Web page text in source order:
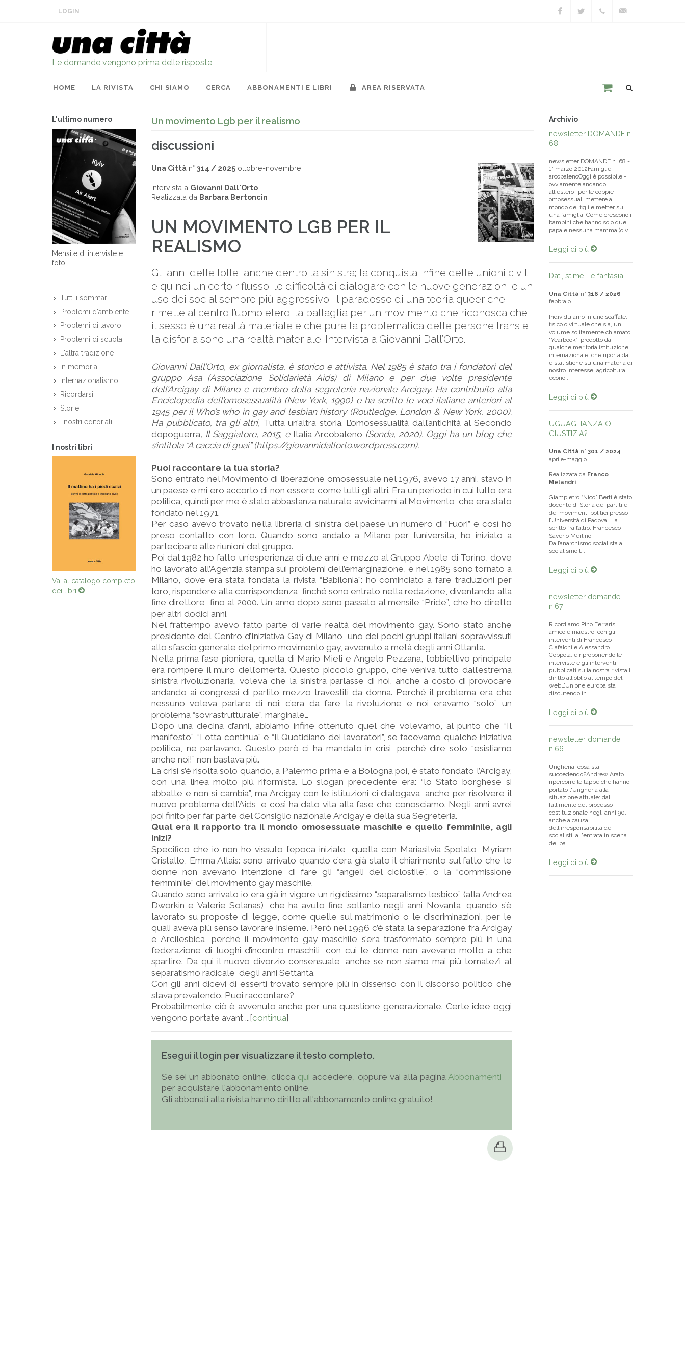
LOGIN
Le domande vengono prima delle risposte
HOME LA RIVISTA CHI SIAMO CERCA ABBONAMENTI E LIBRI AREA RISERVATA
L'ultimo numero
Mensile di interviste e
foto
Tutti i sommari
Problemi d'ambiente
Problemi di lavoro
Problemi di scuola
L'altra tradizione
In memoria
Internazionalismo
Ricordarsi
Storie
I nostri editoriali
I nostri libri
Vai al catalogo completo
dei libri
Un movimento Lgb per il realismo
discussioni
Una Città n° 314 / 2025 ottobre-novembre
Intervista a Giovanni Dall'Orto
Realizzata da Barbara Bertoncin
UN MOVIMENTO LGB PER IL
REALISMO
Gli anni delle lotte, anche dentro la sinistra; la conquista infine delle unioni civili
e quindi un certo riflusso; le difficoltà di dialogare con le nuove generazioni e un
uso dei social sempre più aggressivo; il paradosso di una teoria queer che
rimette al centro l’uomo etero; la battaglia per un movimento che riconosca che
il sesso è una realtà materiale e che pure la problematica delle persone trans e
la disforia sono una realtà materiale. Intervista a Giovanni Dall’Orto.
Giovanni Dall’Orto, ex giornalista, è storico e attivista. Nel 1985 è stato tra i fondatori del
gruppo Asa (Associazione Solidarietà Aids) di Milano e per due volte presidente
dell’Arcigay di Milano e membro della segreteria nazionale Arcigay. Ha contribuito alla
Enciclopedia dell’omosessualità (New York, 1990) e ha scritto le voci italiane anteriori al
1945 per il Who’s who in gay and lesbian history (Routledge, London & New York, 2000).
Ha pubblicato, tra gli altri, Tutta un’altra storia. L’omosessualità dall’antichità al Secondo
dopoguerra, Il Saggiatore, 2015, e Italia Arcobaleno (Sonda, 2020). Oggi ha un blog che
s’intitola “A caccia di guai” (https://giovannidallorto.wordpress.com).
Puoi raccontare la tua storia?
Sono entrato nel Movimento di liberazione omosessuale nel 1976, avevo 17 anni, stavo in
un paese e mi ero accorto di non essere come tutti gli altri. Era un periodo in cui tutto era
politica, quindi per me è stato abbastanza naturale avvicinarmi al Movimento, che era stato
fondato nel 1971.
Per caso avevo trovato nella libreria di sinistra del paese un numero di “Fuori” e così ho
preso contatto con loro. Quando sono andato a Milano per l’università, ho iniziato a
partecipare alle riunioni del gruppo.
Poi dal 1982 ho fatto un’esperienza di due anni e mezzo al Gruppo Abele di Torino, dove
ho lavorato all’Agenzia stampa sui problemi dell’emarginazione, e nel 1985 sono tornato a
Milano, dove era stata fondata la rivista “Babilonia”: ho cominciato a fare traduzioni per
loro, rispondere alla corrispondenza, finché sono entrato nella redazione, diventando alla
fine direttore, fino al 2000. Un anno dopo sono passato al mensile “Pride”, che ho diretto
per altri dodici anni.
Nel frattempo avevo fatto parte di varie realtà del movimento gay. Sono stato anche
presidente del Centro d’Iniziativa Gay di Milano, uno dei pochi gruppi italiani sopravvissuti
allo sfascio generale del primo movimento gay, avvenuto a metà degli anni Ottanta.
Nella prima fase pioniera, quella di Mario Mieli e Angelo Pezzana, l’obbiettivo principale
era rompere il muro dell’omertà. Questo piccolo gruppo, che veniva tutto dall’estrema
sinistra rivoluzionaria, voleva che la sinistra parlasse di noi, anche a costo di provocare
andando ai congressi di partito mezzo travestiti da donna. Perché il problema era che
nessuno voleva parlare di noi: c’era da fare la rivoluzione e noi eravamo “solo” un
problema “sovrastrutturale”, marginale…
Dopo una decina d’anni, abbiamo infine ottenuto quel che volevamo, al punto che “Il
manifesto”, “Lotta continua” e “Il Quotidiano dei lavoratori”, se facevamo qualche iniziativa
politica, ne parlavano. Questo però ci ha mandato in crisi, perché dire solo “esistiamo
anche noi!” non bastava più.
La crisi s’è risolta solo quando, a Palermo prima e a Bologna poi, è stato fondato l’Arcigay,
con una linea molto più riformista. Lo slogan precedente era: “lo Stato borghese si
abbatte e non si cambia”, ma Arcigay con le istituzioni ci dialogava, anche per risolvere il
nuovo problema dell’Aids, e così ha dato vita alla fase che conosciamo. Negli anni avrei
poi finito per far parte del Consiglio nazionale Arcigay e della sua Segreteria.
Qual era il rapporto tra il mondo omosessuale maschile e quello femminile, agli
inizi?
Specifico che io non ho vissuto l’epoca iniziale, quella con Mariasilvia Spolato, Myriam
Cristallo, Emma Allais: sono arrivato quando c’era già stato il chiarimento sul fatto che le
donne non avevano intenzione di fare gli “angeli del ciclostile”, o la “commissione
femminile” del movimento gay maschile.
Quando sono arrivato io era già in vigore un rigidissimo “separatismo lesbico” (alla Andrea
Dworkin e Valerie Solanas), che ha avuto fine soltanto negli anni Novanta, quando s’è
lavorato su proposte di legge, come quelle sul matrimonio o le discriminazioni, per le
quali aveva più senso lavorare insieme. Però nel 1996 c’è stata la separazione fra Arcigay
e Arcilesbica, perché il movimento gay maschile s’era trasformato sempre più in una
federazione di luoghi d’incontro maschili, con cui le donne non avevano molto a che
spartire. Da qui il nuovo divorzio consensuale, anche se non siamo mai più tornate/i al
separatismo radicale degli anni Settanta.
Con gli anni dicevi di esserti trovato sempre più in dissenso con il discorso politico che
stava prevalendo. Puoi raccontare?
Probabilmente ciò è avvenuto anche per una questione generazionale. Certe idee oggi
vengono portate avant ...[continua]
Esegui il login per visualizzare il testo completo.
Se sei un abbonato online, clicca qui accedere, oppure vai alla pagina Abbonamenti
per acquistare l'abbonamento online.
Gli abbonati alla rivista hanno diritto all'abbonamento online gratuito!
Archivio
newsletter DOMANDE n.
68
newsletter DOMANDE n. 68 -
1° marzo 2012Famiglie
arcobalenoOggi è possibile -
ovviamente andando
all'estero- per le coppie
omosessuali mettere al
mondo dei figli e metter su
una famiglia. Come crescono i
bambini che hanno solo due
papà e nessuna mamma (o v...
Leggi di più
Dati, stime... e fantasia
Una Città n° 316 / 2026
febbraio
Individuiamo in uno scaffale,
fisico o virtuale che sia, un
volume solitamente chiamato
“Yearbook”, prodotto da
qualche meritoria istituzione
internazionale, che riporta dati
e statistiche su una materia di
nostro interesse: agricoltura,
econo...
Leggi di più
UGUAGLIANZA O
GIUSTIZIA?
Una Città n° 301 / 2024
aprile-maggio
Realizzata da Franco
Melandri
Giampietro “Nico” Berti è stato
docente di Storia dei partiti e
dei movimenti politici presso
l’Università di Padova. Ha
scritto fra l’altro: Francesco
Saverio Merlino.
Dall’anarchismo socialista al
socialismo l...
Leggi di più
newsletter domande
n.67
Ricordiamo Pino Ferraris,
amico e maestro, con gli
interventi di Francesco
Ciafaloni e Alessandro
Coppola, e riproponendo le
interviste e gli interventi
pubblicati sulla nostra rivista.Il
diritto all'oblio al tempo del
webL’Unione europa sta
discutendo in...
Leggi di più
newsletter domande
n.66
Ungheria: cosa sta
succedendo?Andrew Arato
ripercorre le tappe che hanno
portato l'Ungheria alla
situazione attuale: dal
fallimento del processo
costituzionale negli anni 90,
anche a causa
dell'irresponsabilità dei
socialisti, all'entrata in scena
del pa...
Leggi di più